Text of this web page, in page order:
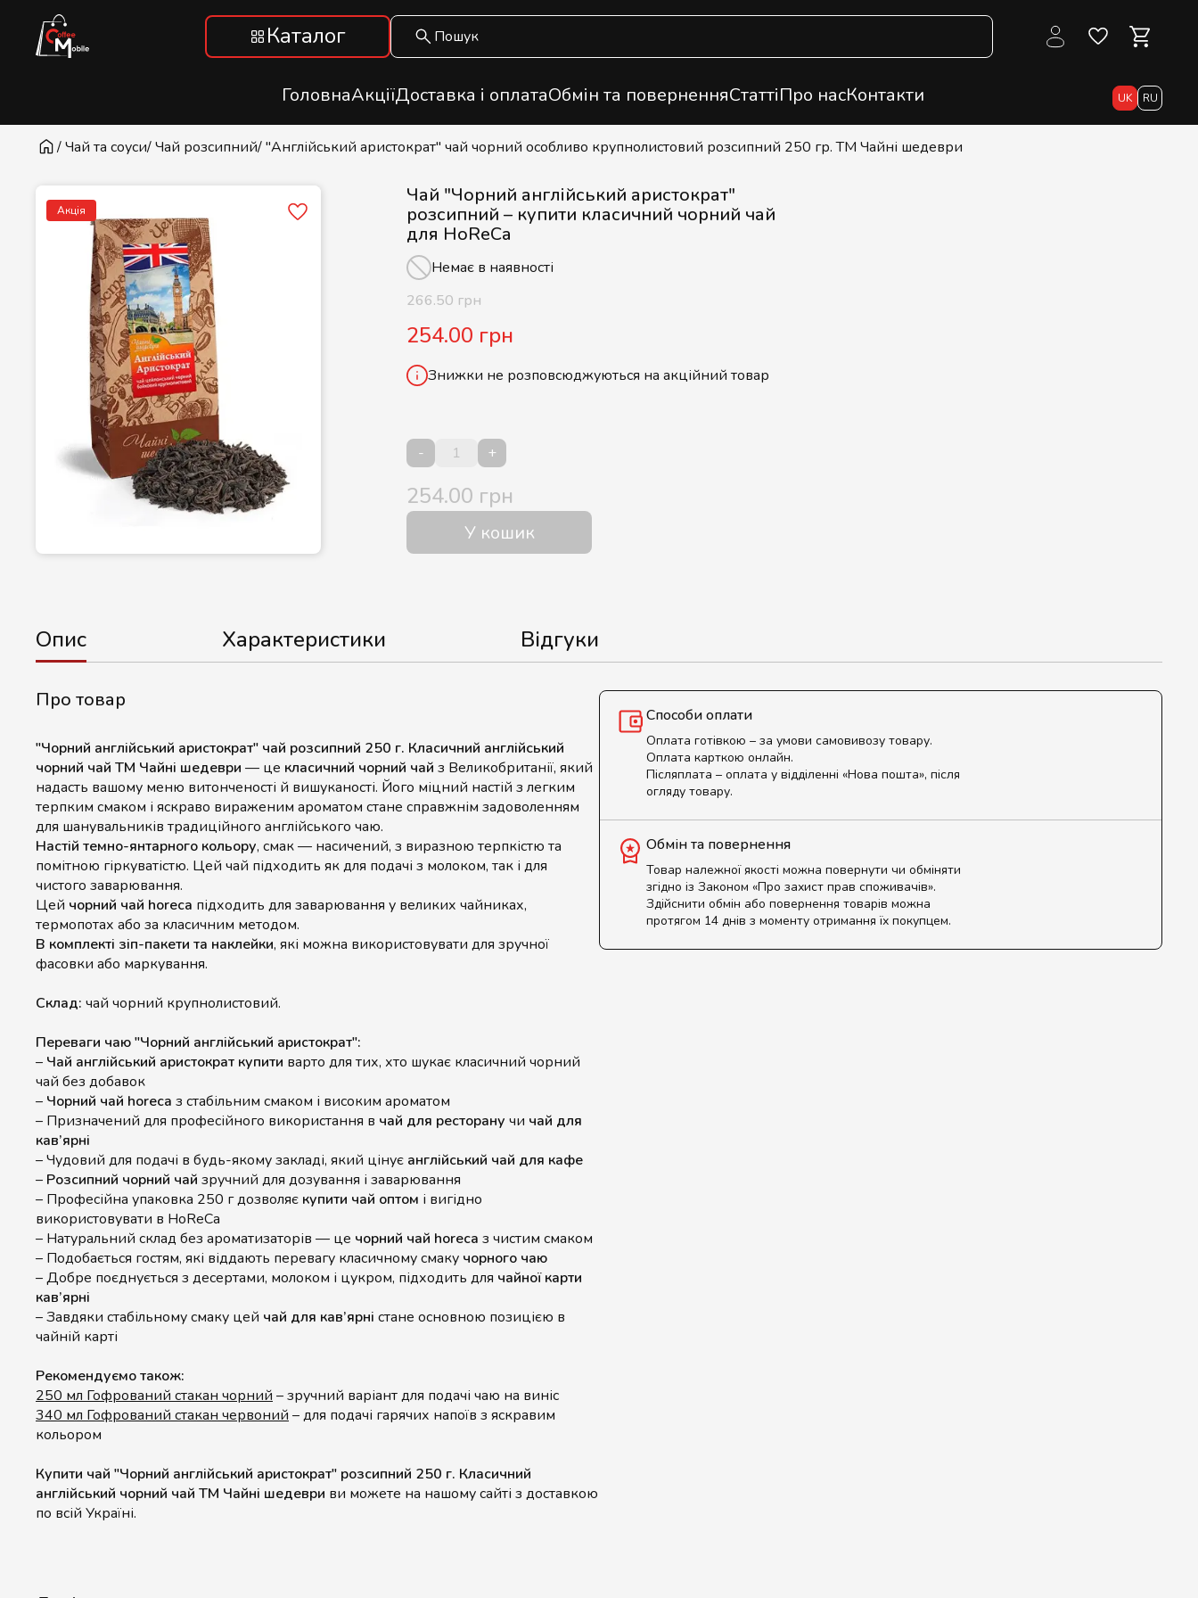
Каталог
ГоловнаАкціїДоставка і оплатаОбмін та поверненняСтаттіПро насКонтакти UK RU
/ Чай та соуси/ Чай розсипний/ "Англійський аристократ" чай чорний особливо крупнолистовий розсипний 250 гр. ТМ Чайні шедеври
Акція
Чай "Чорний англійський аристократ"
розсипний – купити класичний чорний чай
для HoReCa
Немає в наявності
266.50 грн
254.00 грн
Знижки не розповсюджуються на акційний товар
- +
254.00 грн
У кошик
Опис Характеристики Відгуки
Про товар
"Чорний англійський аристократ" чай розсипний 250 г. Класичний англійський
чорний чай ТМ Чайні шедеври — це класичний чорний чай з Великобританії, який
надасть вашому меню витонченості й вишуканості. Його міцний настій з легким
терпким смаком і яскраво вираженим ароматом стане справжнім задоволенням
для шанувальників традиційного англійського чаю.
Настій темно-янтарного кольору, смак — насичений, з виразною терпкістю та
помітною гіркуватістю. Цей чай підходить як для подачі з молоком, так і для
чистого заварювання.
Цей чорний чай horeca підходить для заварювання у великих чайниках,
термопотах або за класичним методом.
В комплекті зіп-пакети та наклейки, які можна використовувати для зручної
фасовки або маркування.
Склад: чай чорний крупнолистовий.
Переваги чаю "Чорний англійський аристократ":
– Чай англійський аристократ купити варто для тих, хто шукає класичний чорний
чай без добавок
– Чорний чай horeca з стабільним смаком і високим ароматом
– Призначений для професійного використання в чай для ресторану чи чай для
кав’ярні
– Чудовий для подачі в будь-якому закладі, який цінує англійський чай для кафе
– Розсипний чорний чай зручний для дозування і заварювання
– Професійна упаковка 250 г дозволяє купити чай оптом і вигідно
використовувати в HoReCa
– Натуральний склад без ароматизаторів — це чорний чай horeca з чистим смаком
– Подобається гостям, які віддають перевагу класичному смаку чорного чаю
– Добре поєднується з десертами, молоком і цукром, підходить для чайної карти
кав’ярні
– Завдяки стабільному смаку цей чай для кав’ярні стане основною позицією в
чайній карті
Рекомендуємо також:
250 мл Гофрований стакан чорний – зручний варіант для подачі чаю на виніс
340 мл Гофрований стакан червоний – для подачі гарячих напоїв з яскравим
кольором
Купити чай "Чорний англійський аристократ" розсипний 250 г. Класичний
англійський чорний чай ТМ Чайні шедеври ви можете на нашому сайті з доставкою
по всій Україні.
Способи оплати
Оплата готівкою – за умови самовивозу товару.
Оплата карткою онлайн.
Післяплата – оплата у відділенні «Нова пошта», після
огляду товару.
Обмін та повернення
Товар належної якості можна повернути чи обміняти
згідно із Законом «Про захист прав споживачів».
Здійснити обмін або повернення товарів можна
протягом 14 днів з моменту отримання їх покупцем.